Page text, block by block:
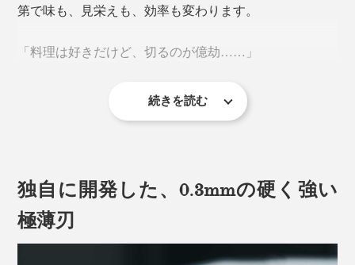
第で味も、見栄えも、効率も変わります。
「料理は好きだけど、切るのが億劫……」
料理を息抜きとして楽しむ人も、日々のタスクとしてこ
なしている人も、『hast.』のエディションナイフで「切
続きを読む
独自に開発した、0.3mmの硬く強い
極薄刃